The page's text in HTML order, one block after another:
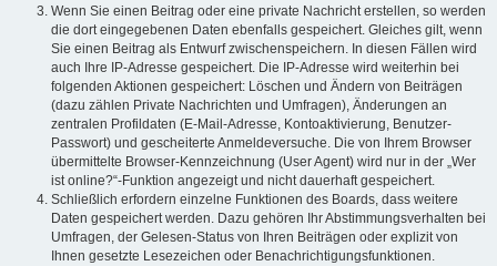
Wenn Sie einen Beitrag oder eine private Nachricht erstellen, so werden
die dort eingegebenen Daten ebenfalls gespeichert. Gleiches gilt, wenn
Sie einen Beitrag als Entwurf zwischenspeichern. In diesen Fällen wird
auch Ihre IP-Adresse gespeichert. Die IP-Adresse wird weiterhin bei
folgenden Aktionen gespeichert: Löschen und Ändern von Beiträgen
(dazu zählen Private Nachrichten und Umfragen), Änderungen an
zentralen Profildaten (E-Mail-Adresse, Kontoaktivierung, Benutzer-
Passwort) und gescheiterte Anmeldeversuche. Die von Ihrem Browser
übermittelte Browser-Kennzeichnung (User Agent) wird nur in der „Wer
ist online?“-Funktion angezeigt und nicht dauerhaft gespeichert.
Schließlich erfordern einzelne Funktionen des Boards, dass weitere
Daten gespeichert werden. Dazu gehören Ihr Abstimmungsverhalten bei
Umfragen, der Gelesen-Status von Ihren Beiträgen oder explizit von
Ihnen gesetzte Lesezeichen oder Benachrichtigungsfunktionen.